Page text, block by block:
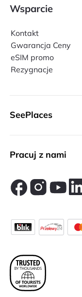
Wsparcie
Kontakt
Gwarancja Ceny
eSIM promo
Rezygnacje
SeePlaces
Pracuj z nami